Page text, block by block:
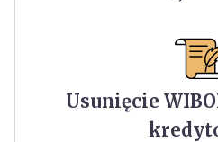
Usunięcie